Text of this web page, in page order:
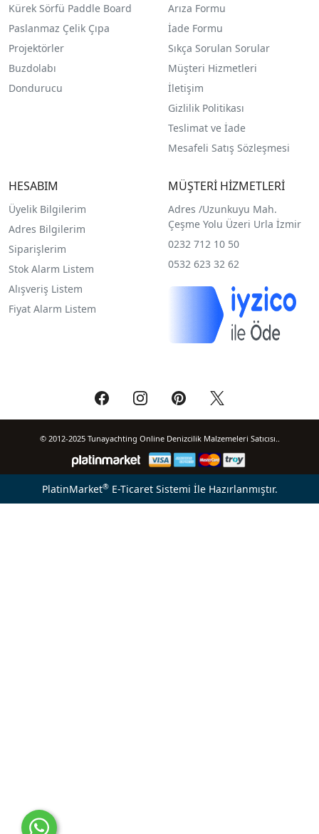
Kürek Sörfü Paddle Board
Paslanmaz Çelik Çıpa
Projektörler
Buzdolabı
Dondurucu
Arıza Formu
İade Formu
Sıkça Sorulan Sorular
Müşteri Hizmetleri
İletişim
Gizlilik Politikası
Teslimat ve İade
Mesafeli Satış Sözleşmesi
HESABIM
Üyelik Bilgilerim
Adres Bilgilerim
Siparişlerim
Stok Alarm Listem
Alışveriş Listem
Fiyat Alarm Listem
MÜŞTERİ HİZMETLERİ
Adres /Uzunkuyu Mah.
Çeşme Yolu Üzeri Urla İzmir
0232 712 10 50
0532 623 32 62
© 2012-2025 Tunayachting Online Denizcilik Malzemeleri Satıcısı..
PlatinMarket®E-Ticaret Sistemi İle Hazırlanmıştır.